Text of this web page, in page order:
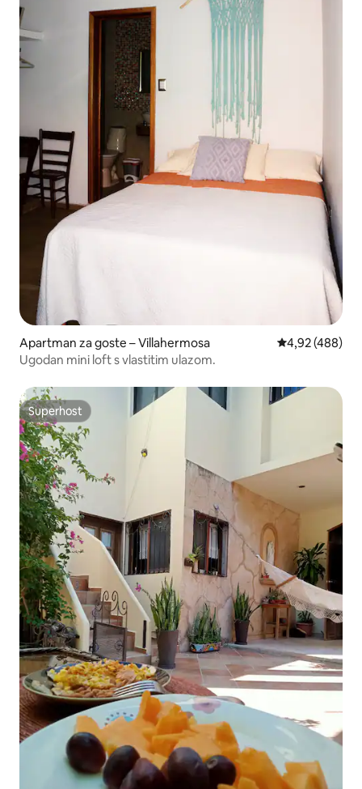
Apartman za goste – Villahermosa Prosječna
4,92 (488)
Ugodan mini loft s vlastitim ulazom.
Superhost
Superhost